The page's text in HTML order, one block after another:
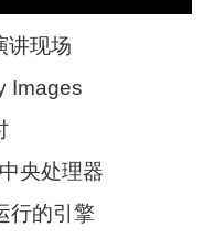
现场
央处理器
的引擎